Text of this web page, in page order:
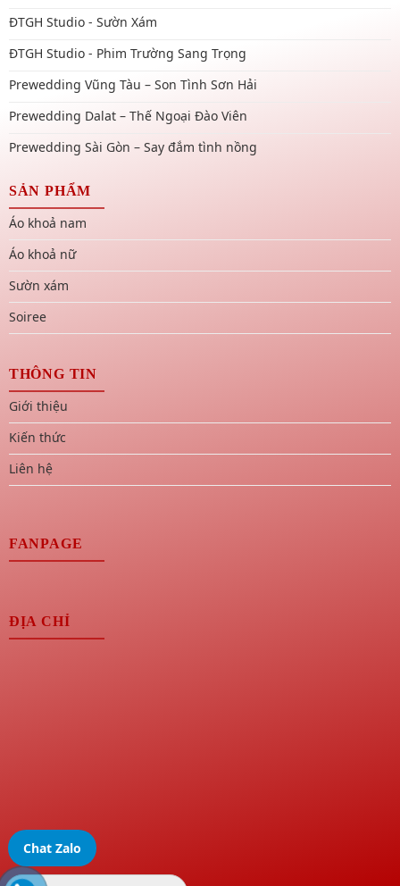
ĐTGH Studio - Sườn Xám
ĐTGH Studio - Phim Trường Sang Trọng
Prewedding Vũng Tàu – Son Tình Sơn Hải
Prewedding Dalat – Thế Ngoại Đào Viên
Prewedding Sài Gòn – Say đắm tình nồng
SẢN PHẨM
Áo khoả nam
Áo khoả nữ
Sườn xám
Soiree
THÔNG TIN
Giới thiệu
Kiến thức
Liên hệ
FANPAGE
ĐỊA CHỈ
Chat Zalo